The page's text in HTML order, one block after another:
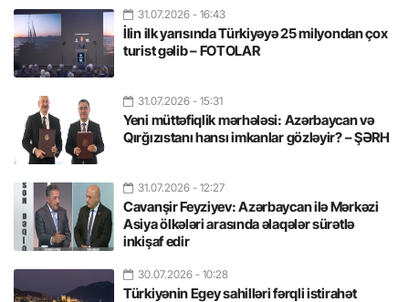
31.07.2026 - 16:43
İlin ilk yarısında Türkiyəyə 25 milyondan çox
turist gəlib – FOTOLAR
31.07.2026 - 15:31
Yeni müttəfiqlik mərhələsi: Azərbaycan və
Qırğızıstanı hansı imkanlar gözləyir? – ŞƏRH
31.07.2026 - 12:27
Cavanşir Feyziyev: Azərbaycan ilə Mərkəzi
Asiya ölkələri arasında əlaqələr sürətlə
inkişaf edir
30.07.2026 - 10:28
Türkiyənin Egey sahilləri fərqli istirahət